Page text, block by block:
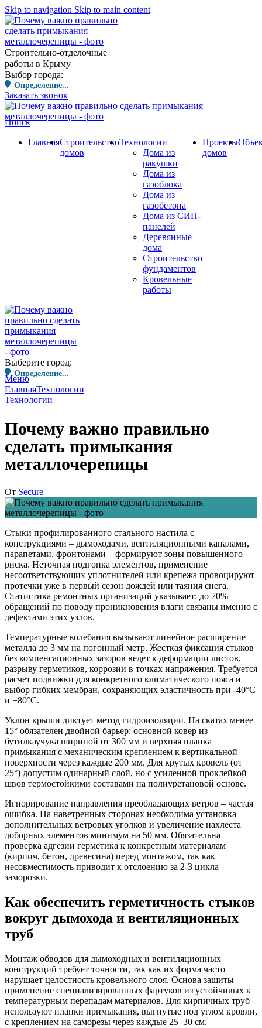
Skip to navigation Skip to main content
Строительно-отделочные
работы в Крыму
Выбор города:
Определение...
Заказать звонок
Поиск
ГлавнаяСтроительство
домов
Технологии
Дома из
ракушки
Дома из
газоблока
Дома из
газобетона
Дома из СИП-
панелей
Деревянные
дома
Строительство
фундаментов
Кровельные
работы
Проекты
домов
Выберите город:
Определение...
Меню
ГлавнаяТехнологии
Технологии
Почему важно правильно
сделать примыкания
металлочерепицы
От Secure
Стыки профилированного стального настила с
конструкциями – дымоходами, вентиляционными каналами,
парапетами, фронтонами – формируют зоны повышенного
риска. Неточная подгонка элементов, применение
несоответствующих уплотнителей или крепежа провоцируют
протечки уже в первый сезон дождей или таяния снега.
Статистика ремонтных организаций указывает: до 70%
обращений по поводу проникновения влаги связаны именно с
дефектами этих узлов.
Температурные колебания вызывают линейное расширение
металла до 3 мм на погонный метр. Жесткая фиксация стыков
без компенсационных зазоров ведет к деформации листов,
разрыву герметиков, коррозии в точках напряжения. Требуется
расчет подвижки для конкретного климатического пояса и
выбор гибких мембран, сохраняющих эластичность при -40°C
и +80°C.
Уклон крыши диктует метод гидроизоляции. На скатах менее
15° обязателен двойной барьер: основной ковер из
бутилкаучука шириной от 300 мм и верхняя планка
примыкания с механическим креплением к вертикальной
поверхности через каждые 200 мм. Для крутых кровель (от
25°) допустим одинарный слой, но с усиленной проклейкой
швов термостойкими составами на полиуретановой основе.
Игнорирование направления преобладающих ветров – частая
ошибка. На наветренных сторонах необходима установка
дополнительных ветровых уголков и увеличение нахлеста
доборных элементов минимум на 50 мм. Обязательна
проверка адгезии герметика к конкретным материалам
(кирпич, бетон, древесина) перед монтажом, так как
несовместимость приводит к отслоению за 2-3 цикла
заморозки.
Как обеспечить герметичность стыков
вокруг дымохода и вентиляционных
труб
Монтаж обводов для дымоходных и вентиляционных
конструкций требует точности, так как их форма часто
нарушает целостность кровельного слоя. Основа защиты –
применение специализированных фартуков из устойчивых к
температурным перепадам материалов. Для кирпичных труб
используют планки примыкания, выгнутые под углом кровли,
с креплением на саморезы через каждые 25–30 см.